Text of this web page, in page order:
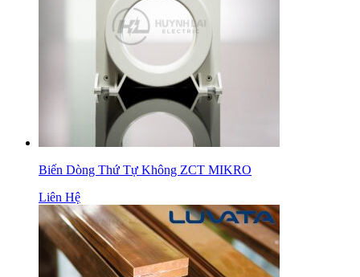
Biến Dòng Thứ Tự Không ZCT MIKRO
Liên Hệ